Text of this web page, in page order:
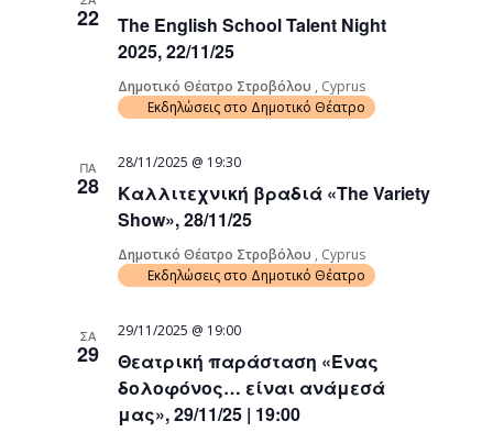
22
The English School Talent Night
2025, 22/11/25
Δημοτικό Θέατρο Στροβόλου , Cyprus
Εκδηλώσεις στο Δημοτικό Θέατρο
ΠΑ
28
Καλλιτεχνική βραδιά «The Variety
Show», 28/11/25
28/11/2025 @ 19:30
Δημοτικό Θέατρο Στροβόλου , Cyprus
Εκδηλώσεις στο Δημοτικό Θέατρο
ΣΑ
29
Θεατρική παράσταση «Ένας
δολοφόνος… είναι ανάμεσά
μας», 29/11/25 | 19:00
29/11/2025 @ 19:00